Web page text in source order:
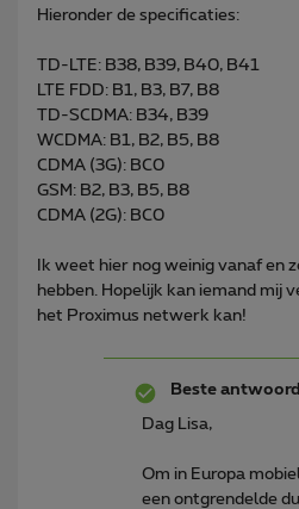
Hieronder de specificaties:
TD-LTE: B38, B39, B40, B41
LTE FDD: B1, B3, B7, B8
TD-SCDMA: B34, B39
WCDMA: B1, B2, B5, B8
CDMA (3G): BC0
GSM: B2, B3, B5, B8
CDMA (2G): BC0
Ik weet hier nog weinig vanaf en
hebben. Hopelijk kan iemand mij
het Proximus netwerk kan!
Beste
Dag Lisa,
Om in Europa
een ontgrendelde